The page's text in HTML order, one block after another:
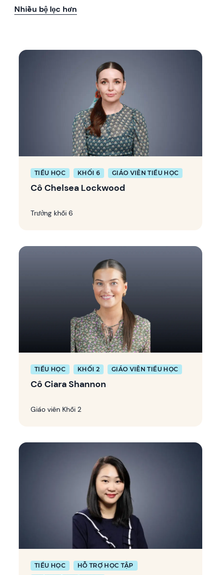
Nhiều bộ lọc hơn
TIỂU HỌC KHỐI 6 GIÁO VIÊN TIỂU HỌC
Cô Chelsea Lockwood
Trưởng khối 6
TIỂU HỌC KHỐI 2 GIÁO VIÊN TIỂU HỌC
Cô Ciara Shannon
Giáo viên Khối 2
TIỂU HỌC
HỖ TRỢ HỌC TẬP